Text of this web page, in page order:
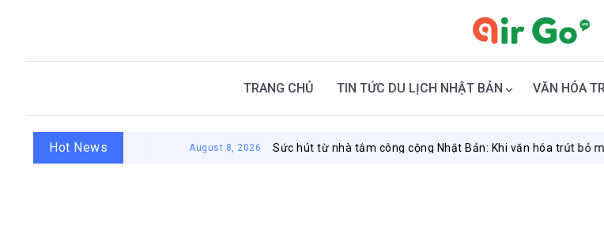
TRANG CHỦ TIN TỨC DU LỊCH NHẬT BẢN VĂN HÓA
Hot News August 8, 2026 Sức hút từ nhà tắm công cộng Nhật Bản: Khi văn hóa trút bỏ mọi rảo